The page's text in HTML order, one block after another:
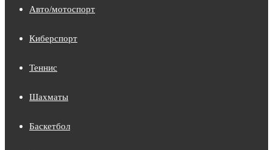
Авто/мотоспорт
Киберспорт
Теннис
Шахматы
Баскетбол